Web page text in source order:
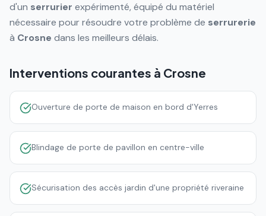
d'un serrurier expérimenté, équipé du matériel
nécessaire pour résoudre votre problème de serrurerie
à Crosne dans les meilleurs délais.
Interventions courantes à Crosne
Ouverture de porte de maison en bord d'Yerres
Blindage de porte de pavillon en centre-ville
Sécurisation des accès jardin d'une propriété riveraine